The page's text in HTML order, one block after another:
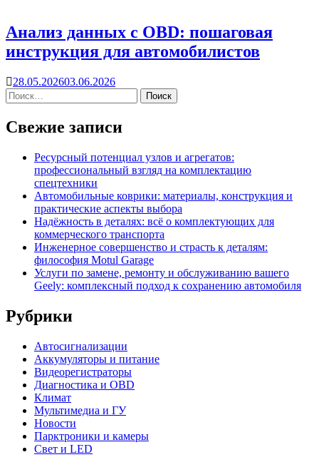
Анализ данных с OBD: пошаговая
инструкция для автомобилистов
28.05.202603.06.2026
Свежие записи
Ресурсный потенциал узлов и агрегатов:
профессиональный взгляд на комплектацию
спецтехники
Автомобильные коврики: материалы, конструкция и
практические аспекты выбора
Надёжность в деталях: всё о комплектующих для
коммерческого транспорта
Инженерное совершенство и страсть к деталям:
философия Motul Garage
Услуги по замене, ремонту и обслуживанию вашего
Geely: комплексный подход к сохранению автомобиля
Рубрики
Автосигнализации
Аккумуляторы и питание
Видеорегистраторы
Диагностика и OBD
Климат
Мультимедиа и ГУ
Новости
Парктроники и камеры
Свет и LED